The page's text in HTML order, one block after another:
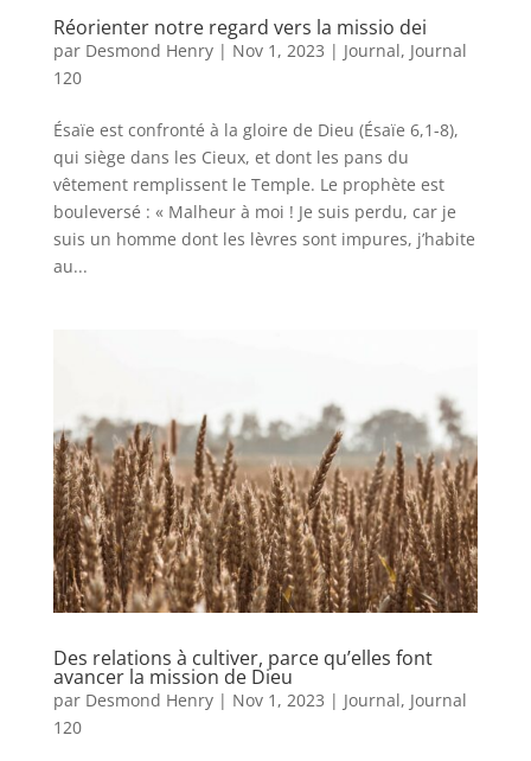
Réorienter notre regard vers la missio dei
par Desmond Henry| Nov 1, 2023 | Journal, Journal
120
Ésaïe est confronté à la gloire de Dieu (Ésaïe 6,1-8),
qui siège dans les Cieux, et dont les pans du
vêtement remplissent le Temple. Le prophète est
bouleversé : « Malheur à moi ! Je suis perdu, car je
suis un homme dont les lèvres sont impures, j’habite
au...
Des relations à cultiver, parce qu’elles font
avancer la mission de Dieu
par Desmond Henry| Nov 1, 2023 | Journal, Journal
120